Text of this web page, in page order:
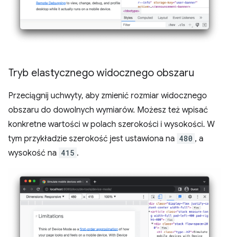
Tryb elastycznego widocznego obszaru
Przeciągnij uchwyty, aby zmienić rozmiar widocznego
obszaru do dowolnych wymiarów. Możesz też wpisać
konkretne wartości w polach szerokości i wysokości. W
tym przykładzie szerokość jest ustawiona na 480 , a
wysokość na 415 .